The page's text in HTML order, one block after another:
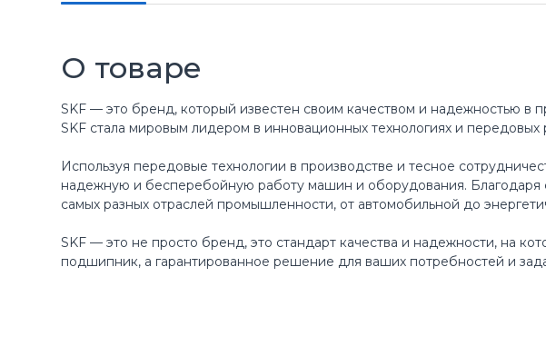
О товаре
SKF — это бренд, который известен своим качеством и надежностью в
SKF стала мировым лидером в инновационных технологиях и
Используя передовые технологии в производстве и тесное
надежную и бесперебойную работу машин и оборудования.
самых разных отраслей промышленности, от автомобильной до
SKF — это не просто бренд, это стандарт качества и надежности, на
подшипник, а гарантированное решение для ваших потребностей и